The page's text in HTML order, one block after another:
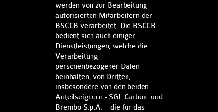
werden von zur Bearbeitung
autorisierten Mitarbeitern der
BSCCB verarbeitet. Die BSCCB
bedient sich auch einiger
Dienstleistungen, welche die
Verarbeitung
personenbezogener Daten
beinhalten, von Dritten,
insbesondere von den beiden
Anteilseignern - SGL Carbon und
Brembo S.p.A. – die für das